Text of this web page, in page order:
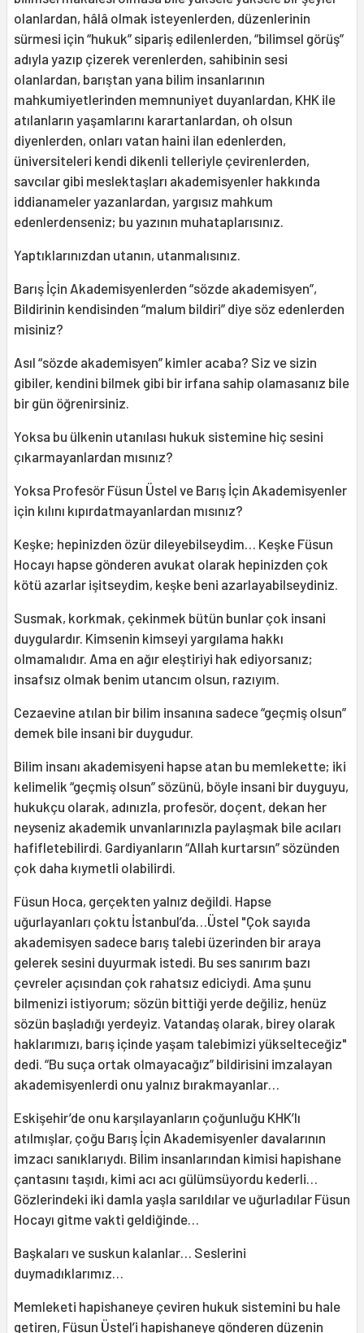
olanlardan, hâlâ olmak isteyenlerden, düzenlerinin
sürmesi için “hukuk” sipariş edilenlerden, “bilimsel görüş”
adıyla yazıp çizerek verenlerden, sahibinin sesi
olanlardan, barıştan yana bilim insanlarının
mahkumiyetlerinden memnuniyet duyanlardan, KHK ile
atılanların yaşamlarını karartanlardan, oh olsun
diyenlerden, onları vatan haini ilan edenlerden,
üniversiteleri kendi dikenli telleriyle çevirenlerden,
savcılar gibi meslektaşları akademisyenler hakkında
iddianameler yazanlardan, yargısız mahkum
edenlerdenseniz; bu yazının muhataplarısınız.
Yaptıklarınızdan utanın, utanmalısınız.
Barış İçin Akademisyenlerden “sözde akademisyen”,
Bildirinin kendisinden “malum bildiri” diye söz edenlerden
misiniz?
Asıl “sözde akademisyen” kimler acaba? Siz ve sizin
gibiler, kendini bilmek gibi bir irfana sahip olamasanız bile
bir gün öğrenirsiniz.
Yoksa bu ülkenin utanılası hukuk sistemine hiç sesini
çıkarmayanlardan mısınız?
Yoksa Profesör Füsun Üstel ve Barış İçin Akademisyenler
için kılını kıpırdatmayanlardan mısınız?
Keşke; hepinizden özür dileyebilseydim… Keşke Füsun
Hocayı hapse gönderen avukat olarak hepinizden çok
kötü azarlar işitseydim, keşke beni azarlayabilseydiniz.
Susmak, korkmak, çekinmek bütün bunlar çok insani
duygulardır. Kimsenin kimseyi yargılama hakkı
olmamalıdır. Ama en ağır eleştiriyi hak ediyorsanız;
insafsız olmak benim utancım olsun, razıyım.
Cezaevine atılan bir bilim insanına sadece “geçmiş olsun”
demek bile insani bir duygudur.
Bilim insanı akademisyeni hapse atan bu memlekette; iki
kelimelik “geçmiş olsun” sözünü, böyle insani bir duyguyu,
hukukçu olarak, adınızla, profesör, doçent, dekan her
neyseniz akademik unvanlarınızla paylaşmak bile acıları
hafifletebilirdi. Gardiyanların “Allah kurtarsın” sözünden
çok daha kıymetli olabilirdi.
Füsun Hoca, gerçekten yalnız değildi. Hapse
uğurlayanları çoktu İstanbul’da…Üstel "Çok sayıda
akademisyen sadece barış talebi üzerinden bir araya
gelerek sesini duyurmak istedi. Bu ses sanırım bazı
çevreler açısından çok rahatsız ediciydi. Ama şunu
bilmenizi istiyorum; sözün bittiği yerde değiliz, henüz
sözün başladığı yerdeyiz. Vatandaş olarak, birey olarak
haklarımızı, barış içinde yaşam talebimizi yükselteceğiz"
dedi. “Bu suça ortak olmayacağız” bildirisini imzalayan
akademisyenlerdi onu yalnız bırakmayanlar…
Eskişehir’de onu karşılayanların çoğunluğu KHK’lı
atılmışlar, çoğu Barış İçin Akademisyenler davalarının
imzacı sanıklarıydı. Bilim insanlarından kimisi hapishane
çantasını taşıdı, kimi acı acı gülümsüyordu kederli…
Gözlerindeki iki damla yaşla sarıldılar ve uğurladılar Füsun
Hocayı gitme vakti geldiğinde…
Başkaları ve suskun kalanlar… Seslerini
duymadıklarımız…
Memleketi hapishaneye çeviren hukuk sistemini bu hale
getiren, Füsun Üstel’i hapishaneye gönderen düzenin